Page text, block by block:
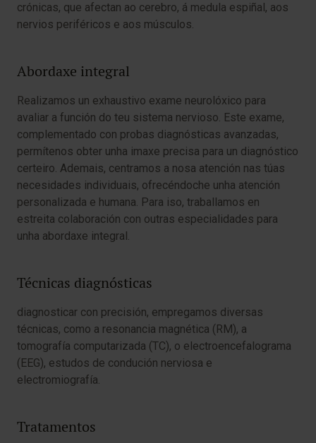
crónicas, que afectan ao cerebro, á medula espiñal, aos
nervios periféricos e aos músculos.
Abordaxe integral
Realizamos un exhaustivo exame neurolóxico para
avaliar a función do teu sistema nervioso. Este exame,
complementado con probas diagnósticas avanzadas,
permítenos obter unha imaxe precisa para un diagnóstico
certeiro. Ademais, centramos a nosa atención nas túas
necesidades individuais, ofrecéndoche unha atención
personalizada e humana. Para iso, traballamos en
estreita colaboración con outras especialidades para
unha abordaxe integral.
Técnicas diagnósticas
diagnosticar con precisión, empregamos diversas
técnicas, como a resonancia magnética (RM), a
tomografía computarizada (TC), o electroencefalograma
(EEG), estudos de condución nerviosa e
electromiografía.
Tratamentos